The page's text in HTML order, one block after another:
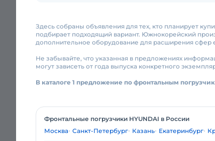
Здесь собраны объявления для тех, кто планирует
подбирает подходящий вариант. Южнокорейский
дополнительное оборудование для расширения сфер
Не забывайте, что указанная в предложениях
могут зависеть от года выпуска конкретного
В каталоге 1 предложение по фронтальным
Фронтальные погрузчики HYUNDAI в России
Москва Санкт-Петербург Казань Екатеринбург